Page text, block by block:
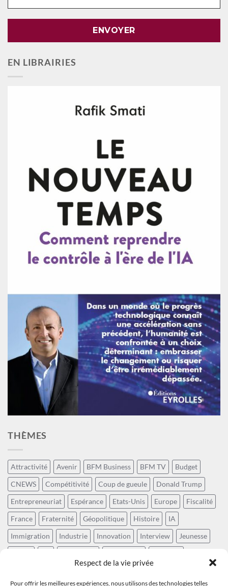
Respect de la vie privée
Pour offrir les meilleures expériences, nous utilisons des technologies telles
EN LIBRAIRIES
THÈMES
Attractivité Avenir BFM Business BFM TV
Budget
CNEWS
Compétitivité Coup de gueule
Donald Trump
Entrepreneuriat
Espérance Etats-Unis Europe
Fiscalité
France
Fraternité Géopolitique Histoire
IA
Immigration
Industrie Innovation Interview
Jeunesse